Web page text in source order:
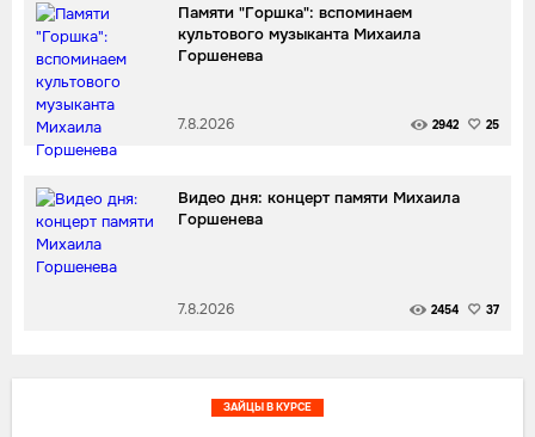
Памяти "Горшка": вспоминаем
культового музыканта Михаила
Горшенева
7.8.2026 2942 25
Видео дня: концерт памяти Михаила
Горшенева
7.8.2026 2454 37
ЗАЙЦЫ В КУРСЕ